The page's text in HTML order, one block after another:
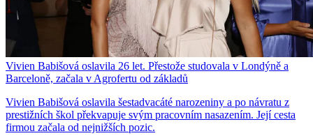
Vivien Babišová oslavila 26 let. Přestože studovala v Londýně a
Barceloně, začala v Agrofertu od základů
Vivien Babišová oslavila šestadvacáté narozeniny a po návratu z
prestižních škol překvapuje svým pracovním nasazením. Její cesta
firmou začala od nejnižších pozic.